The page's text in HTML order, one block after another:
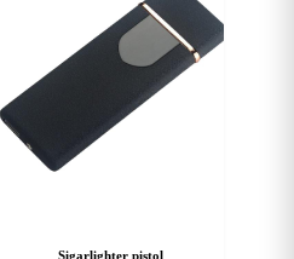
Sigarlighter pistol